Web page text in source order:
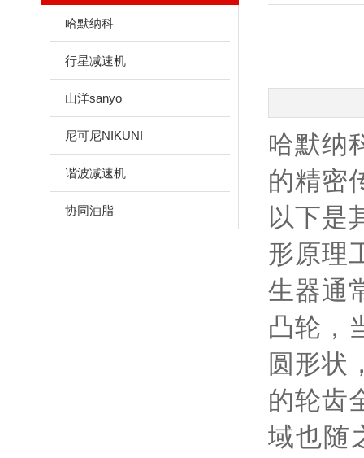
哈默纳科
行星减速机
山洋sanyo
尼可尼NIKUNI
谐波减速机
协同油脂
哈默纳
的精密
以下是
形原理
生器通
凸轮，
圆形状
的轮齿
域也随